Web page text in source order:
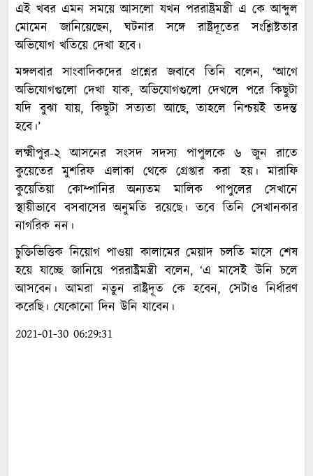
এই খবর এমন সময়ে আসলো যখন পররাষ্ট্রমন্ত্রী এ কে আব্দুল
মোমেন জানিয়েছেন, ঘটনার সঙ্গে রাষ্ট্রদূতের সংশ্লিষ্টতার
অভিযোগ খতিয়ে দেখা হবে।
মঙ্গলবার সাংবাদিকদের প্রশ্নের জবাবে তিনি বলেন, ‘আগে
অভিযোগগুলো দেখা যাক, অভিযোগগুলো দেখলে পরে কিছুটা
যদি বুঝা যায়, কিছুটা সত্যতা আছে, তাহলে নিশ্চয়ই তদন্ত
হবে।’
লক্ষ্মীপুর-২ আসনের সংসদ সদস্য পাপুলকে ৬ জুন রাতে
কুয়েতের মুশরিফ এলাকা থেকে গ্রেপ্তার করা হয়। মারাফি
কুয়েতিয়া কোম্পানির অন্যতম মালিক পাপুলের সেখানে
স্থায়ীভাবে বসবাসের অনুমতি রয়েছে। তবে তিনি সেখানকার
নাগরিক নন।
চুক্তিভিত্তিক নিয়োগ পাওয়া কালামের মেয়াদ চলতি মাসে শেষ
হয়ে যাচ্ছে জানিয়ে পররাষ্ট্রমন্ত্রী বলেন, ‘এ মাসেই উনি চলে
আসবেন। আমরা নতুন রাষ্ট্রদূত কে হবেন, সেটাও নির্ধারণ
করেছি। যেকোনো দিন উনি যাবেন।
2021-01-30 06:29:31